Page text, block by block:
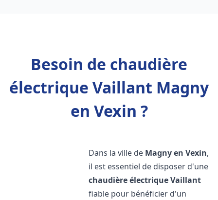
Besoin de chaudière
électrique Vaillant Magny
en Vexin ?
Dans la ville de Magny en Vexin,
il est essentiel de disposer d'une
chaudière électrique Vaillant
fiable pour bénéficier d'un